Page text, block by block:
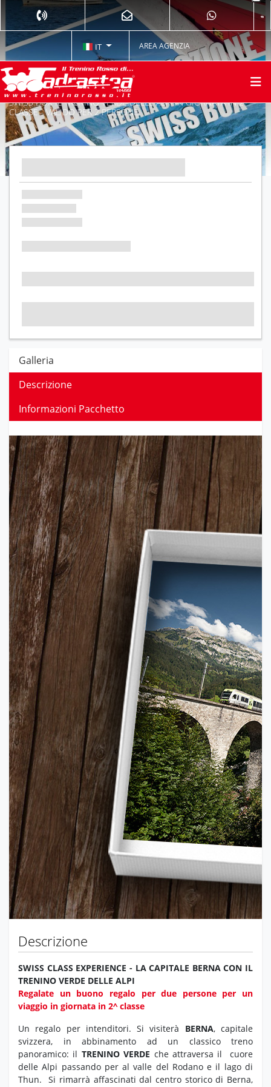
IT AREA AGENZIA
SWISS BOX IL TRENINO VERDE DELLE ALPI IN GIORNATA IN 2^
CLASSE - VALIDO PER 2 PERSONE
Galleria
Descrizione
Informazioni Pacchetto
Descrizione
SWISS CLASS EXPERIENCE - LA CAPITALE BERNA CON IL
TRENINO VERDE DELLE ALPI
Regalate un buono regalo per due persone per un
viaggio in giornata in 2^ classe
Un regalo per intenditori. Si visiterà BERNA, capitale
svizzera, in abbinamento ad un classico treno
panoramico: il TRENINO VERDE che attraversa il cuore
delle Alpi passando per al valle del Rodano e il lago di
Thun.
Si rimarrà affascinati dal centro storico di Berna,